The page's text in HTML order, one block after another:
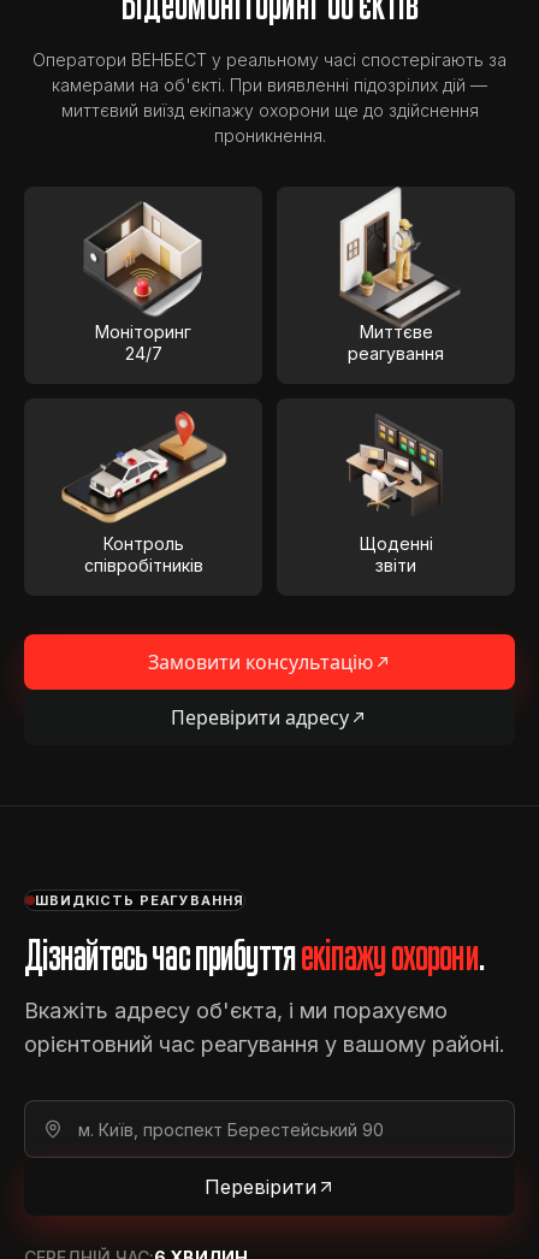
Оператори ВЕНБЕСТ у реальному часі спостерігають за
камерами на об'єкті. При виявленні підозрілих дій —
миттєвий виїзд екіпажу охорони ще до здійснення
проникнення.
Моніторинг
24/7
Миттєве
реагування
Контроль
співробітників
Щоденні
звіти
Замовити консультацію
Перевірити адресу
ШВИДКІСТЬ РЕАГУВАННЯ
Дізнайтесь час прибуттяекіпажу охорони.
Вкажіть адресу об'єкта, і ми порахуємо
орієнтовний час реагування у вашому районі.
Перевірити